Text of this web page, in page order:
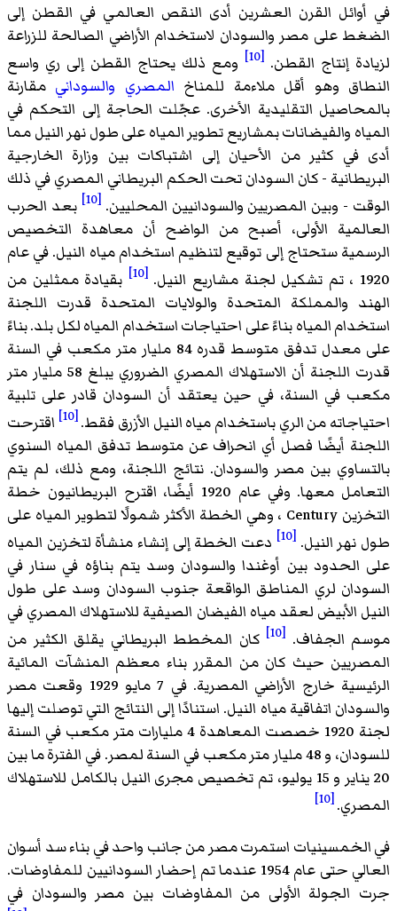
في أوائل القرن العشرين أدى النقص العالمي في القطن إلى
الضغط على مصر والسودان لاستخدام الأراضي الصالحة للزراعة
لزيادة إنتاج القطن. [10]
ومع ذلك يحتاج القطن إلى ري واسع
النطاق وهو أقل ملاءمة للمناخ المصري والسوداني مقارنة
بالمحاصيل التقليدية الأخرى. عجّلت الحاجة إلى التحكم في
المياه والفيضانات بمشاريع تطوير المياه على طول نهر النيل مما
أدى في كثير من الأحيان إلى اشتباكات بين وزارة الخارجية
البريطانية - كان السودان تحت الحكم البريطاني المصري في ذلك
الوقت - وبين المصريين والسودانيين المحليين.[10]
بعد الحرب
العالمية الأولى، أصبح من الواضح أن معاهدة التخصيص
الرسمية ستحتاج إلى توقيع لتنظيم استخدام مياه النيل. في عام
1920 ، تم تشكيل لجنة مشاريع النيل.
[10]
بقيادة ممثلين من
الهند والمملكة المتحدة والولايات المتحدة قدرت اللجنة
استخدام المياه بناءً على احتياجات استخدام المياه لكل بلد. بناءً
على معدل تدفق متوسط قدره 84 مليار متر مكعب في السنة
قدرت اللجنة أن الاستهلاك المصري الضروري يبلغ 58 مليار متر
مكعب في السنة، في حين يعتقد أن السودان قادر على تلبية
احتياجاته من الري باستخدام مياه النيل الأزرق فقط.[10]
اقترحت
اللجنة أيضًا فصل أي انحراف عن متوسط تدفق المياه السنوي
بالتساوي بين مصر والسودان. نتائج اللجنة، ومع ذلك، لم يتم
التعامل معها. وفي عام 1920 أيضًا، اقترح البريطانيون خطة
التخزين Century ، وهي الخطة الأكثر شمولًا لتطوير المياه على
طول نهر النيل.[10]
دعت الخطة إلى إنشاء منشأة لتخزين المياه
على الحدود بين أوغندا والسودان وسد يتم بناؤه في سنار في
السودان لري المناطق الواقعة جنوب السودان وسد على طول
النيل الأبيض لعقد مياه الفيضان الصيفية للاستهلاك المصري في
موسم الجفاف. [10]
كان المخطط البريطاني يقلق الكثير من
المصريين حيث كان من المقرر بناء معظم المنشآت المائية
الرئيسية خارج الأراضي المصرية. في 7 مايو 1929 وقعت مصر
والسودان اتفاقية مياه النيل. استنادًا إلى النتائج التي توصلت إليها
لجنة 1920 خصصت المعاهدة 4 مليارات متر مكعب في السنة
للسودان، و 48 مليار متر مكعب في السنة لمصر. في الفترة ما بين
20 يناير و 15 يوليو، تم تخصيص مجرى النيل بالكامل للاستهلاك
المصري.[10]
في الخمسينيات استمرت مصر من جانب واحد في بناء سد أسوان
العالي حتى عام 1954 عندما تم إحضار السودانيين للمفاوضات.
جرت الجولة الأولى من المفاوضات بين مصر والسودان في